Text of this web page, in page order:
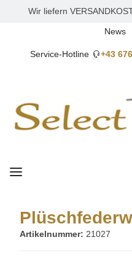
Wir liefern
News
Service-Hotline +43
Artikelnummer: 21027